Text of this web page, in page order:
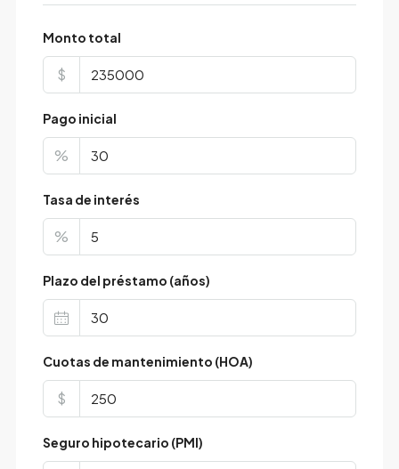
Monto total
$
Pago inicial
%
Tasa de interés
%
Plazo del préstamo (años)
Cuotas de mantenimiento (HOA)
$
Seguro hipotecario (PMI)